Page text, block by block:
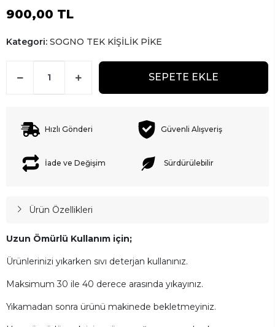
900,00 TL
Kategori: SOGNO TEK KİŞİLİK PİKE
SEPETE EKLE
Hızlı Gönderi Güvenli Alışveriş
İade ve Değişim Sürdürülebilir
Ürün Özellikleri
Uzun Ömürlü Kullanım için;
Ürünlerinizi yıkarken sıvı deterjan kullanınız.
Maksimum 30 ile 40 derece arasında yıkayınız.
Yıkamadan sonra ürünü makinede bekletmeyiniz.